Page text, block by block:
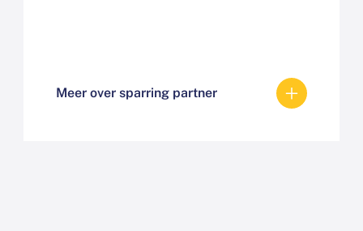
Meer over sparring partner